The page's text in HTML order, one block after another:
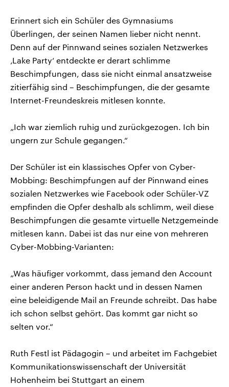
Erinnert sich ein Schüler des Gymnasiums
Überlingen, der seinen Namen lieber nicht nennt.
Denn auf der Pinnwand seines sozialen Netzwerkes
‚Lake Party‘ entdeckte er derart schlimme
Beschimpfungen, dass sie nicht einmal ansatzweise
zitierfähig sind – Beschimpfungen, die der gesamte
Internet-Freundeskreis mitlesen konnte.
„Ich war ziemlich ruhig und zurückgezogen. Ich bin
ungern zur Schule gegangen.“
Der Schüler ist ein klassisches Opfer von Cyber-
Mobbing: Beschimpfungen auf der Pinnwand eines
sozialen Netzwerkes wie Facebook oder Schüler-VZ
empfinden die Opfer deshalb als schlimm, weil diese
Beschimpfungen die gesamte virtuelle Netzgemeinde
mitlesen kann. Dabei ist das nur eine von mehreren
Cyber-Mobbing-Varianten:
„Was häufiger vorkommt, dass jemand den Account
einer anderen Person hackt und in dessen Namen
eine beleidigende Mail an Freunde schreibt. Das habe
ich schon selbst gehört. Das kommt gar nicht so
selten vor.“
Ruth Festl ist Pädagogin – und arbeitet im Fachgebiet
Kommunikationswissenschaft der Universität
Hohenheim bei Stuttgart an einem